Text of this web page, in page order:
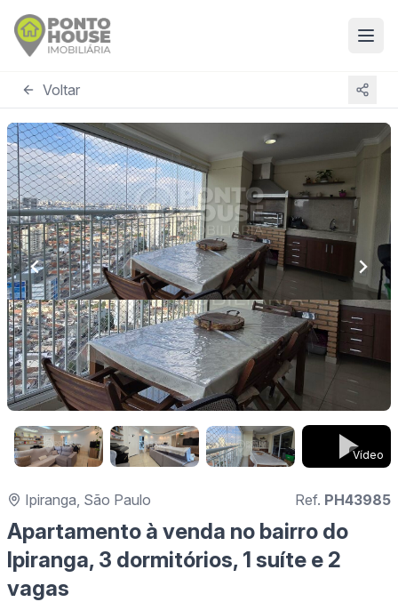
Voltar
Vídeo
Ipiranga, São Paulo Ref. PH43985
Apartamento à venda no bairro do
Ipiranga, 3 dormitórios, 1 suíte e 2
vagas